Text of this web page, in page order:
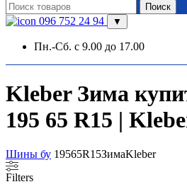
Поиск
096 752 24 94 ▼
Пн.-Сб. с 9.00 до 17.00
Kleber Зима
195 65 R15 |
Шины бу 19565R15ЗимаKleber
Filters